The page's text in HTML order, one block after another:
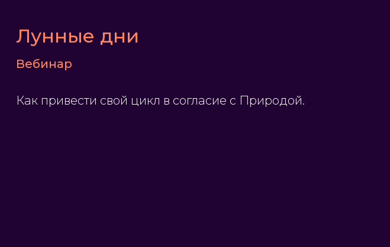
Лунные дни
Вебинар
Как привести свой цикл в согласие с Природой.